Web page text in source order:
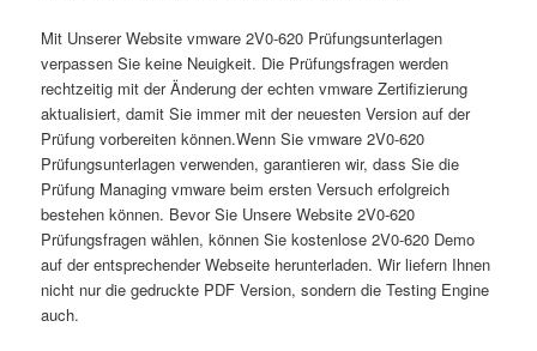
Mit Unserer Website vmware 2V0-620 Prüfungsunterlagen
verpassen Sie keine Neuigkeit. Die Prüfungsfragen werden
rechtzeitig mit der Änderung der echten vmware Zertifizierung
aktualisiert, damit Sie immer mit der neuesten Version auf der
Prüfung vorbereiten können.Wenn Sie vmware 2V0-620
Prüfungsunterlagen verwenden, garantieren wir, dass Sie die
Prüfung Managing vmware beim ersten Versuch erfolgreich
bestehen können. Bevor Sie Unsere Website 2V0-620
Prüfungsfragen wählen, können Sie kostenlose 2V0-620 Demo
auf der entsprechender Webseite herunterladen. Wir liefern Ihnen
nicht nur die gedruckte PDF Version, sondern die Testing Engine
auch.